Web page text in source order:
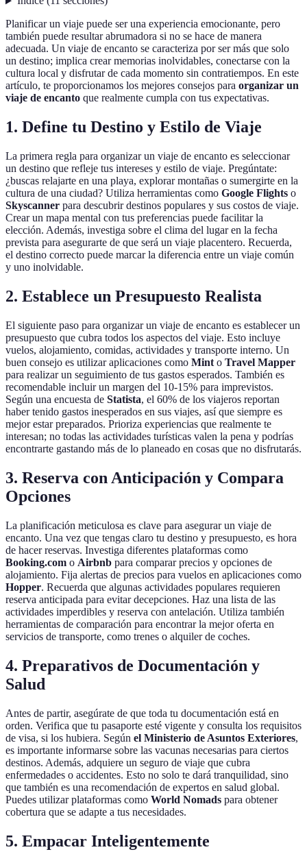
Planificar un viaje puede ser una experiencia emocionante, pero
también puede resultar abrumadora si no se hace de manera
adecuada. Un viaje de encanto se caracteriza por ser más que solo
un destino; implica crear memorias inolvidables, conectarse con la
cultura local y disfrutar de cada momento sin contratiempos. En este
artículo, te proporcionamos los mejores consejos para organizar un
viaje de encanto que realmente cumpla con tus expectativas.
1. Define tu Destino y Estilo de Viaje
La primera regla para organizar un viaje de encanto es seleccionar
un destino que refleje tus intereses y estilo de viaje. Pregúntate:
¿buscas relajarte en una playa, explorar montañas o sumergirte en la
cultura de una ciudad? Utiliza herramientas como Google Flights o
Skyscanner para descubrir destinos populares y sus costos de viaje.
Crear un mapa mental con tus preferencias puede facilitar la
elección. Además, investiga sobre el clima del lugar en la fecha
prevista para asegurarte de que será un viaje placentero. Recuerda,
el destino correcto puede marcar la diferencia entre un viaje común
y uno inolvidable.
2. Establece un Presupuesto Realista
El siguiente paso para organizar un viaje de encanto es establecer un
presupuesto que cubra todos los aspectos del viaje. Esto incluye
vuelos, alojamiento, comidas, actividades y transporte interno. Un
buen consejo es utilizar aplicaciones como Mint o Travel Mapper
para realizar un seguimiento de tus gastos esperados. También es
recomendable incluir un margen del 10-15% para imprevistos.
Según una encuesta de Statista, el 60% de los viajeros reportan
haber tenido gastos inesperados en sus viajes, así que siempre es
mejor estar preparados. Prioriza experiencias que realmente te
interesan; no todas las actividades turísticas valen la pena y podrías
encontrarte gastando más de lo planeado en cosas que no disfrutarás.
3. Reserva con Anticipación y Compara
Opciones
La planificación meticulosa es clave para asegurar un viaje de
encanto. Una vez que tengas claro tu destino y presupuesto, es hora
de hacer reservas. Investiga diferentes plataformas como
Booking.com o Airbnb para comparar precios y opciones de
alojamiento. Fija alertas de precios para vuelos en aplicaciones como
Hopper. Recuerda que algunas actividades populares requieren
reserva anticipada para evitar decepciones. Haz una lista de las
actividades imperdibles y reserva con antelación. Utiliza también
herramientas de comparación para encontrar la mejor oferta en
servicios de transporte, como trenes o alquiler de coches.
4. Preparativos de Documentación y
Salud
Antes de partir, asegúrate de que toda tu documentación está en
orden. Verifica que tu pasaporte esté vigente y consulta los requisitos
de visa, si los hubiera. Según el Ministerio de Asuntos Exteriores,
es importante informarse sobre las vacunas necesarias para ciertos
destinos. Además, adquiere un seguro de viaje que cubra
enfermedades o accidentes. Esto no solo te dará tranquilidad, sino
que también es una recomendación de expertos en salud global.
Puedes utilizar plataformas como World Nomads para obtener
cobertura que se adapte a tus necesidades.
5. Empacar Inteligentemente